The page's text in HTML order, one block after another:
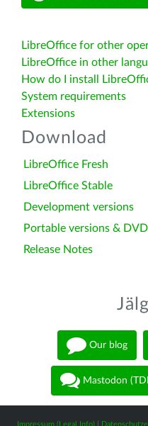
LibreOffice for other
LibreOffice in other
How do I install
System requirements
Extensions
Download
LibreOffice Fresh
LibreOffice Stable
Development versions
Portable versions &
Release Notes
Our blog
Mastodon
Impressum (Legal Info)